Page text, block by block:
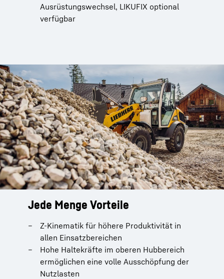
Ausrüstungswechsel, LIKUFIX optional
verfügbar
Jede Menge Vorteile
Z-Kinematik für höhere Produktivität in
allen Einsatzbereichen
Hohe Haltekräfte im oberen Hubbereich
ermöglichen eine volle Ausschöpfung der
Nutzlasten